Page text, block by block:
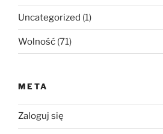
Uncategorized (1)
Wolność (71)
META
Zaloguj się